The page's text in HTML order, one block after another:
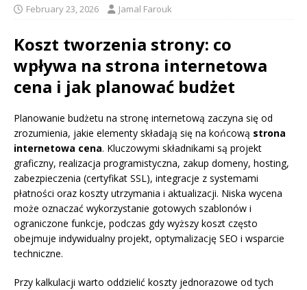
February 23, 2026 Jamal Farouk
Koszt tworzenia strony: co
wpływa na strona internetowa
cena i jak planować budżet
Planowanie budżetu na stronę internetową zaczyna się od
zrozumienia, jakie elementy składają się na końcową strona
internetowa cena. Kluczowymi składnikami są projekt
graficzny, realizacja programistyczna, zakup domeny, hosting,
zabezpieczenia (certyfikat SSL), integracje z systemami
płatności oraz koszty utrzymania i aktualizacji. Niska wycena
może oznaczać wykorzystanie gotowych szablonów i
ograniczone funkcje, podczas gdy wyższy koszt często
obejmuje indywidualny projekt, optymalizację SEO i wsparcie
techniczne.
Przy kalkulacji warto oddzielić koszty jednorazowe od tych